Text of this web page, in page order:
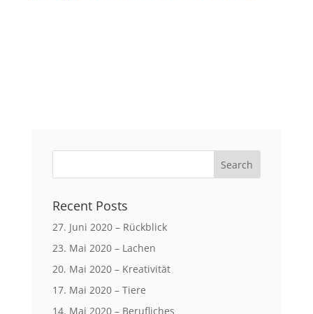
Recent Posts
27. Juni 2020 – Rückblick
23. Mai 2020 – Lachen
20. Mai 2020 – Kreativität
17. Mai 2020 – Tiere
14. Mai 2020 – Berufliches